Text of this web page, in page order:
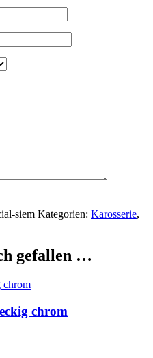
siem Kategorien: Karosserie,
gefallen …
chrom